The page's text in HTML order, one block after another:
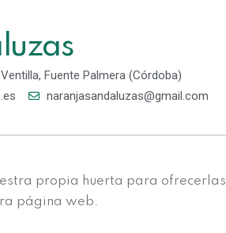
Fuente Palmera (Córdoba)
naranjasandaluzas@gmail.com
propia huerta para ofrecerlas
página web.